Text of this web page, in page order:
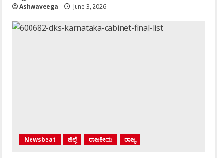
Ashwaveega June 3, 2026
Newsbeat ಜಿಲ್ಲೆ ರಾಜಕೀಯ ರಾಜ್ಯ